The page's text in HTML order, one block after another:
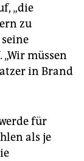
„die
zu
müssen
in Brand
für
als je